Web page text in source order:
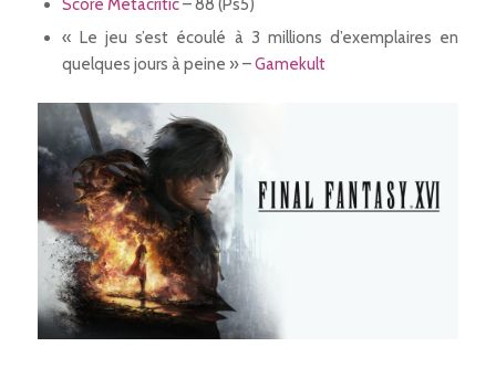
« Le jeu s’est écoulé à 3 millions d’exemplaires en
quelques jours à peine » –Gamekult